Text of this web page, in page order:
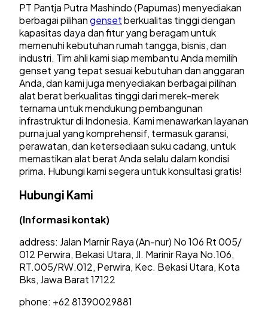
PT Pantja Putra Mashindo (Papumas) menyediakan
berbagai pilihangensetberkualitas tinggi dengan
kapasitas daya dan fitur yang beragam untuk
memenuhi kebutuhan rumah tangga, bisnis, dan
industri. Tim ahli kami siap membantu Anda memilih
genset yang tepat sesuai kebutuhan dan anggaran
Anda, dan kami juga menyediakan berbagai pilihan
alat berat berkualitas tinggi dari merek-merek
ternama untuk mendukung pembangunan
infrastruktur di Indonesia. Kami menawarkan layanan
purna jual yang komprehensif, termasuk garansi,
perawatan, dan ketersediaan suku cadang, untuk
memastikan alat berat Anda selalu dalam kondisi
prima. Hubungi kami segera untuk konsultasi gratis!
Hubungi Kami
(Informasi kontak)
address: Jalan Marnir Raya (An-nur) No 106 Rt 005/
012 Perwira, Bekasi Utara, Jl. Marinir Raya No.106,
RT.005/RW.012, Perwira, Kec. Bekasi Utara, Kota
Bks, Jawa Barat 17122
phone: +62 81390029881